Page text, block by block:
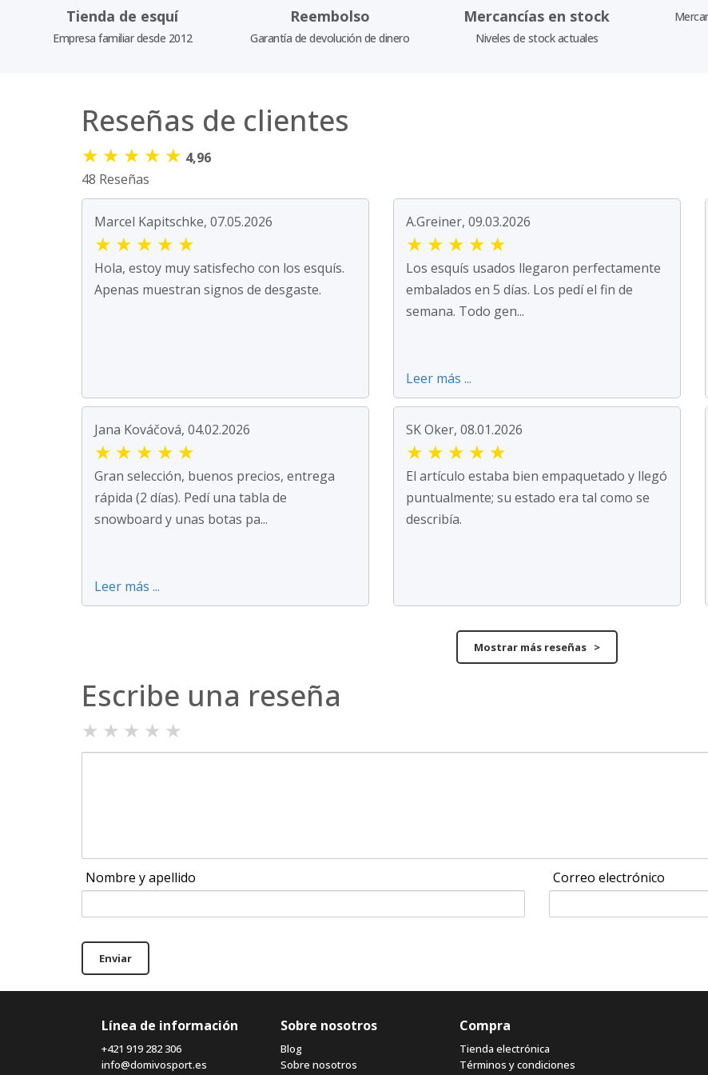
Tienda de esquí
Empresa familiar desde 2012
Reembolso
Garantía de devolución de dinero
Mercancías en stock
Niveles de stock actuales
Reseñas de clientes
★ ★ ★ ★ ★ 4,96
48 Reseñas
Marcel Kapitschke, 07.05.2026
★ ★ ★ ★ ★
Hola, estoy muy satisfecho con los esquís.
Apenas muestran signos de desgaste.
A.Greiner, 09.03.2026
★ ★ ★ ★ ★
Los esquís usados llegaron perfectamente
embalados en 5 días. Los pedí el fin de
semana. Todo gen...
Leer más ...
Jana Kováčová, 04.02.2026
★ ★ ★ ★ ★
Gran selección, buenos precios, entrega
rápida (2 días). Pedí una tabla de
snowboard y unas botas pa...
Leer más ...
SK Oker, 08.01.2026
★ ★ ★ ★ ★
El artículo estaba bien empaquetado y llegó
puntualmente; su estado era tal como se
describía.
Mostrar más reseñas >
Escribe una reseña
★ ★ ★ ★ ★
Nombre y apellido Correo electrónico
Enviar
Línea de información
+421 919 282 306
info@domivosport.es
Sobre nosotros
Blog
Sobre nosotros
Compra
Tienda electrónica
Términos y condiciones